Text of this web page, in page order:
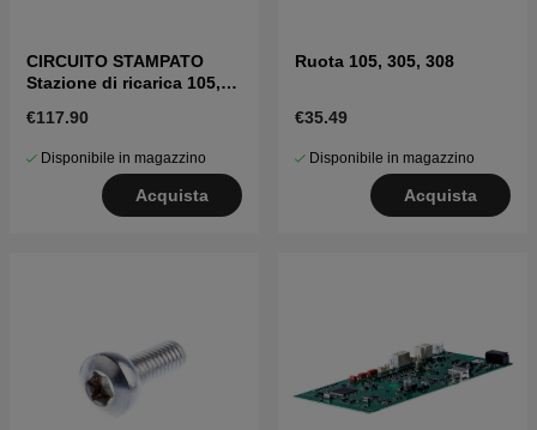
CIRCUITO STAMPATO
Stazione di ricarica 105,
€117.90
Disponibile in magazzino
Acquista
Ruota 105, 305, 308
€35.49
Disponibile in magazzino
Acquista